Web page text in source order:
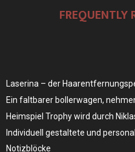
FREQUENTLY
Laserina – der
Ein faltbarer bollerwagen,
Heimspiel Trophy wird durch
Individuell gestaltete und
Notizblöcke